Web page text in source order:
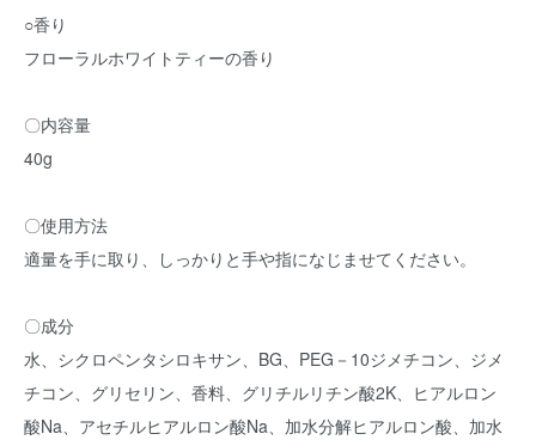
○香り
フローラルホワイトティーの香り
〇内容量
40g
〇使用方法
適量を手に取り、しっかりと手や指になじませてください。
〇成分
水、シクロペンタシロキサン、BG、PEG－10ジメチコン、ジメ
チコン、グリセリン、香料、グリチルリチン酸2K、ヒアルロン
酸Na、アセチルヒアルロン酸Na、加水分解ヒアルロン酸、加水